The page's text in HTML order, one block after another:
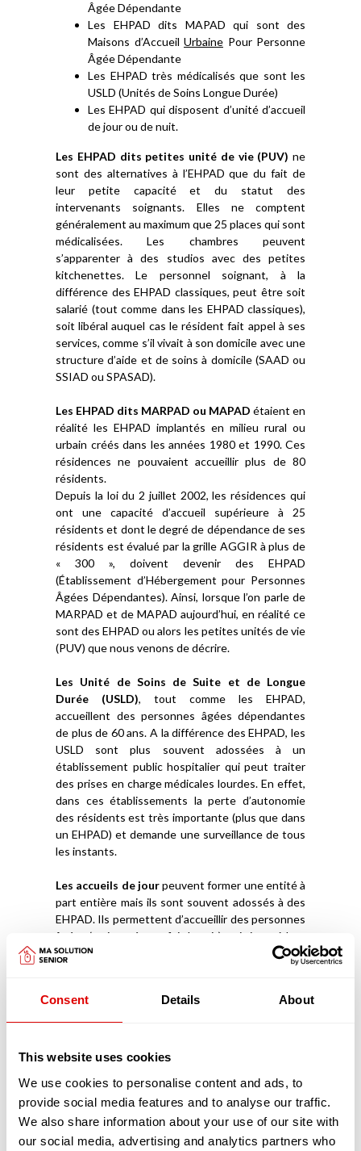
Consent Details About
This website uses cookies
We use cookies to personalise content and ads, to
provide social media features and to analyse our traffic.
We also share information about your use of our site with
our social media, advertising and analytics partners who
Âgée Dépendante
Les EHPAD dits MAPAD qui sont des
Maisons d’Accueil Urbaine Pour Personne
Âgée Dépendante
Les EHPAD très médicalisés que sont les
USLD (Unités de Soins Longue Durée)
Les EHPAD qui disposent d’unité d’accueil
de jour ou de nuit.
Les EHPAD dits petites unité de vie (PUV) ne
sont des alternatives à l’EHPAD que du fait de
leur petite capacité et du statut des
intervenants soignants. Elles ne comptent
généralement au maximum que 25 places qui sont
médicalisées. Les chambres peuvent
s’apparenter à des studios avec des petites
kitchenettes. Le personnel soignant, à la
différence des EHPAD classiques, peut être soit
salarié (tout comme dans les EHPAD classiques),
soit libéral auquel cas le résident fait appel à ses
services, comme s’il vivait à son domicile avec une
structure d’aide et de soins à domicile (SAAD ou
SSIAD ou SPASAD).
Les EHPAD dits MARPAD ou MAPAD étaient en
réalité les EHPAD implantés en milieu rural ou
urbain créés dans les années 1980 et 1990. Ces
résidences ne pouvaient accueillir plus de 80
résidents.
Depuis la loi du 2 juillet 2002, les résidences qui
ont une capacité d’accueil supérieure à 25
résidents et dont le degré de dépendance de ses
résidents est évalué par la grille AGGIR à plus de
« 300 », doivent devenir des EHPAD
(Établissement d’Hébergement pour Personnes
Âgées Dépendantes). Ainsi, lorsque l’on parle de
MARPAD et de MAPAD aujourd’hui, en réalité ce
sont des EHPAD ou alors les petites unités de vie
(PUV) que nous venons de décrire.
Les Unité de Soins de Suite et de Longue
Durée (USLD), tout comme les EHPAD,
accueillent des personnes âgées dépendantes
de plus de 60 ans. A la différence des EHPAD, les
USLD sont plus souvent adossées à un
établissement public hospitalier qui peut traiter
des prises en charge médicales lourdes. En effet,
dans ces établissements la perte d’autonomie
des résidents est très importante (plus que dans
un EHPAD) et demande une surveillance de tous
les instants.
Les accueils de jourpeuvent former une entité à
part entière mais ils sont souvent adossés à des
EHPAD. Ils permettent d’accueillir des personnes
âgées (en journée, parfois la nuit), qui vivent à leur
domicile avec un Aidant Familial et de les stimuler
afin qu’elles puissent rester davantage chez elles.
l’Aidant la capacité de souffler, de reprendre des
forces et d’être mieux armé et accompagné pour
Les pathologies liées au vieillissement prises
en charge dans les EHPAD
Les pathologies liées au vieillissement sont